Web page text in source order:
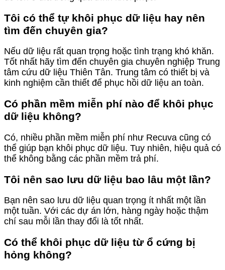
Tôi có thể tự khôi phục dữ liệu hay nên
tìm đến chuyên gia?
Nếu dữ liệu rất quan trọng hoặc tình trạng khó khăn.
Tốt nhất hãy tìm đến chuyên gia chuyên nghiệp Trung
tâm cứu dữ liệu Thiên Tân. Trung tâm có thiết bị và
kinh nghiệm cần thiết để phục hồi dữ liệu an toàn.
Có phần mềm miễn phí nào để khôi phục
dữ liệu không?
Có, nhiều phần mềm miễn phí như Recuva cũng có
thể giúp bạn khôi phục dữ liệu. Tuy nhiên, hiệu quả có
thể không bằng các phần mềm trả phí.
Tôi nên sao lưu dữ liệu bao lâu một lần?
Bạn nên sao lưu dữ liệu quan trọng ít nhất một lần
một tuần. Với các dự án lớn, hàng ngày hoặc thậm
chí sau mỗi lần thay đổi là tốt nhất.
Có thể khôi phục dữ liệu từ ổ cứng bị
hỏng không?